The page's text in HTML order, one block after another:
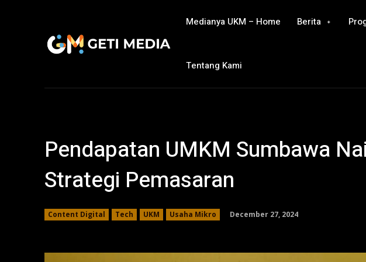
Medianya UKM – Home Berita
Tentang Kami
Pendapatan UMKM Sumbawa
Strategi Pemasaran
Content Digital Tech UKM Usaha Mikro December 27, 2024